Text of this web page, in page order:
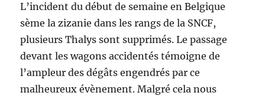
L’incident du début de semaine en Belgique
sème la zizanie dans les rangs de la SNCF,
plusieurs Thalys sont supprimés. Le passage
devant les wagons accidentés témoigne de
l’ampleur des dégâts engendrés par ce
malheureux évènement. Malgré cela nous